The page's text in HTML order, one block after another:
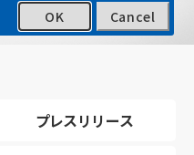
プレスリリース
OK Cancel